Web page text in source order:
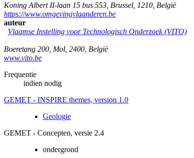
Koning Albert II-laan 15 bus 553 Brussel 1210 België
https://www.omgevingvlaanderen.be
auteur
Vlaamse Instelling voor Technologisch Onderzoek (VITO)
Boeretang 200 Mol 2400 België
www.vito.be
Frequentie
indien nodig
GEMET - INSPIRE themes, version 1.0
Geologie
GEMET - Concepten, versie 2.4
ondergrond